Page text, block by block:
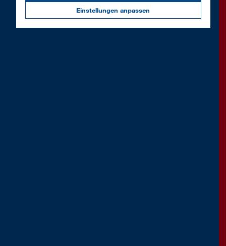
Einstellungen anpassen